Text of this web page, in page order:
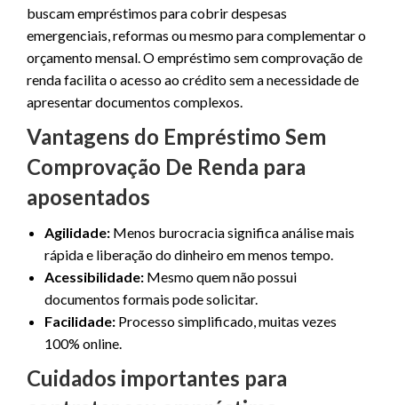
buscam empréstimos para cobrir despesas
emergenciais, reformas ou mesmo para complementar o
orçamento mensal. O empréstimo sem comprovação de
renda facilita o acesso ao crédito sem a necessidade de
apresentar documentos complexos.
Vantagens do Empréstimo Sem
Comprovação De Renda para
aposentados
Agilidade: Menos burocracia significa análise mais
rápida e liberação do dinheiro em menos tempo.
Acessibilidade: Mesmo quem não possui
documentos formais pode solicitar.
Facilidade: Processo simplificado, muitas vezes
100% online.
Cuidados importantes para